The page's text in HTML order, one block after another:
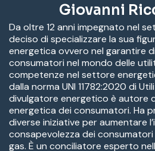
Giovanni
Da oltre 12 anni impegnato nel
deciso di specializzare la sua
energetica ovvero nel garantire
consumatori nel mondo delle
competenze nel settore
dalla norma UNI 11782:2020 di
divulgatore energetico è autore
energetica dei consumatori. Ha
diverse iniziative per aumentare
consapevolezza dei
gas. È un conciliatore esperto